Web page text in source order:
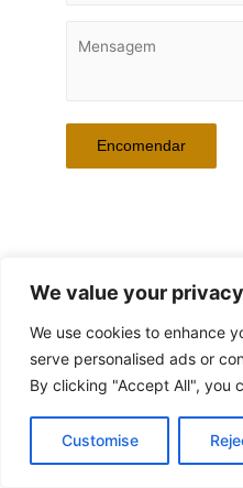
We value your privacy
We use cookies to enhance
serve personalised ads or
By clicking "Accept All", you
Customise
© 2026 ANA SANCHES